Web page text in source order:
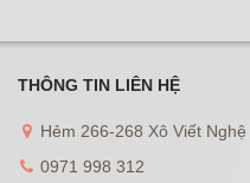
THÔNG TIN LIÊN HỆ
Hẻm 266-268 Xô Viết
0971 998 312